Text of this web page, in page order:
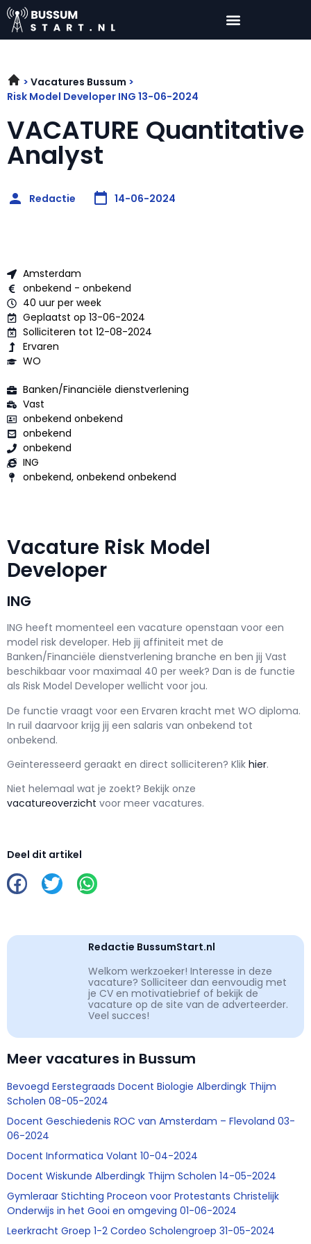
Vacatures Bussum
Risk Model Developer ING 13-06-2024
VACATURE Quantitative
Analyst
Redactie 14-06-2024
Amsterdam
onbekend - onbekend
40 uur per week
Geplaatst op 13-06-2024
Solliciteren tot 12-08-2024
Ervaren
WO
Banken/Financiële dienstverlening
Vast
onbekend onbekend
onbekend
onbekend
ING
onbekend, onbekend onbekend
Vacature Risk Model
Developer
ING
ING heeft momenteel een vacature openstaan voor een
model risk developer. Heb jij affiniteit met de
Banken/Financiële dienstverlening branche en ben jij Vast
beschikbaar voor maximaal 40 per week? Dan is de functie
als Risk Model Developer wellicht voor jou.
De functie vraagt voor een Ervaren kracht met WO diploma.
In ruil daarvoor krijg jij een salaris van onbekend tot
onbekend.
Geïnteresseerd geraakt en direct solliciteren? Klik hier.
Niet helemaal wat je zoekt? Bekijk onze
vacatureoverzicht voor meer vacatures.
Deel dit artikel
Redactie BussumStart.nl
Welkom werkzoeker! Interesse in deze
vacature? Solliciteer dan eenvoudig met
je CV en motivatiebrief of bekijk de
vacature op de site van de adverteerder.
Veel succes!
Meer vacatures in Bussum
Bevoegd Eerstegraads Docent Biologie Alberdingk Thijm
Scholen 08-05-2024
Docent Geschiedenis ROC van Amsterdam – Flevoland 03-
06-2024
Docent Informatica Volant 10-04-2024
Docent Wiskunde Alberdingk Thijm Scholen 14-05-2024
Gymleraar Stichting Proceon voor Protestants Christelijk
Onderwijs in het Gooi en omgeving 01-06-2024
Leerkracht Groep 1-2 Cordeo Scholengroep 31-05-2024